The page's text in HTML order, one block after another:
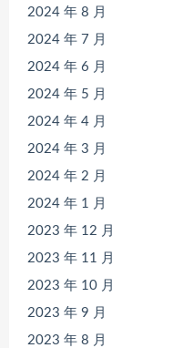
2024 年 8 月
2024 年 7 月
2024 年 6 月
2024 年 5 月
2024 年 4 月
2024 年 3 月
2024 年 2 月
2024 年 1 月
2023 年 12 月
2023 年 11 月
2023 年 10 月
2023 年 9 月
2023 年 8 月